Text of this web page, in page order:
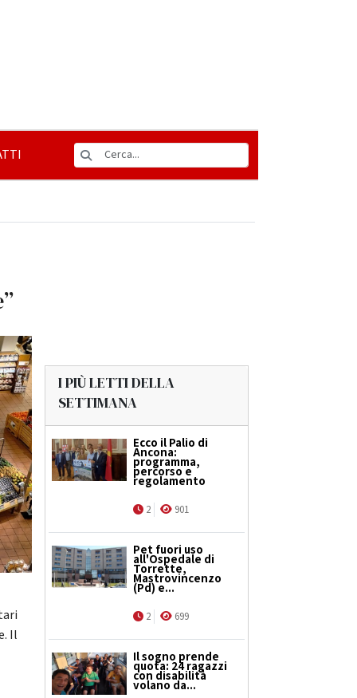
Il
I PIÙ LETTI DELLA
SETTIMANA
Ecco il Palio di
Ancona:
programma,
percorso e
regolamento
2 901
Pet fuori uso
all'Ospedale di
Torrette,
Mastrovincenzo
(Pd) e...
2 699
Il sogno prende
quota: 24 ragazzi
con disabilità
volano da...